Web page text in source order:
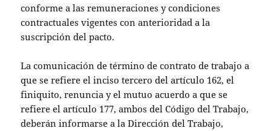
conforme a las remuneraciones y condiciones
contractuales vigentes con anterioridad a la
suscripción del pacto.
La comunicación de término de contrato de trabajo a
que se refiere el inciso tercero del artículo 162, el
finiquito, renuncia y el mutuo acuerdo a que se
refiere el artículo 177, ambos del Código del Trabajo,
deberán informarse a la Dirección del Trabajo,